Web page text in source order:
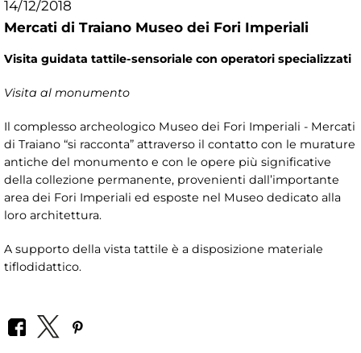
14/12/2018
Mercati di Traiano Museo dei Fori Imperiali
Visita guidata tattile-sensoriale con operatori specializzati
Visita al monumento
Il complesso archeologico Museo dei Fori Imperiali - Mercati
di Traiano “si racconta” attraverso il contatto con le murature
antiche del monumento e con le opere più significative
della collezione permanente, provenienti dall’importante
area dei Fori Imperiali ed esposte nel Museo dedicato alla
loro architettura.
A supporto della vista tattile è a disposizione materiale
tiflodidattico.